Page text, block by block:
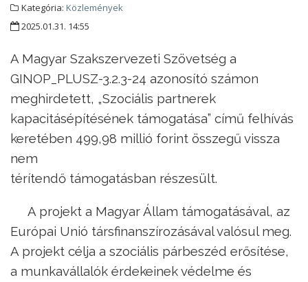
Kategória: Közlemények
2025.01.31. 14:55
A Magyar Szakszervezeti Szövetség a
GINOP_PLUSZ-3.2.3-24 azonosító számon
meghirdetett, „Szociális partnerek
kapacitásépítésének támogatása” című felhívás
keretében 499,98 millió forint összegű vissza
nem
térítendő támogatásban részesült.
A projekt a Magyar Állam támogatásával, az
Európai Unió társfinanszírozásával valósul meg.
A projekt célja a szociális párbeszéd erősítése,
a munkavállalók érdekeinek védelme és